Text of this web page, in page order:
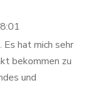
Es hat mich sehr
bekommen zu
und